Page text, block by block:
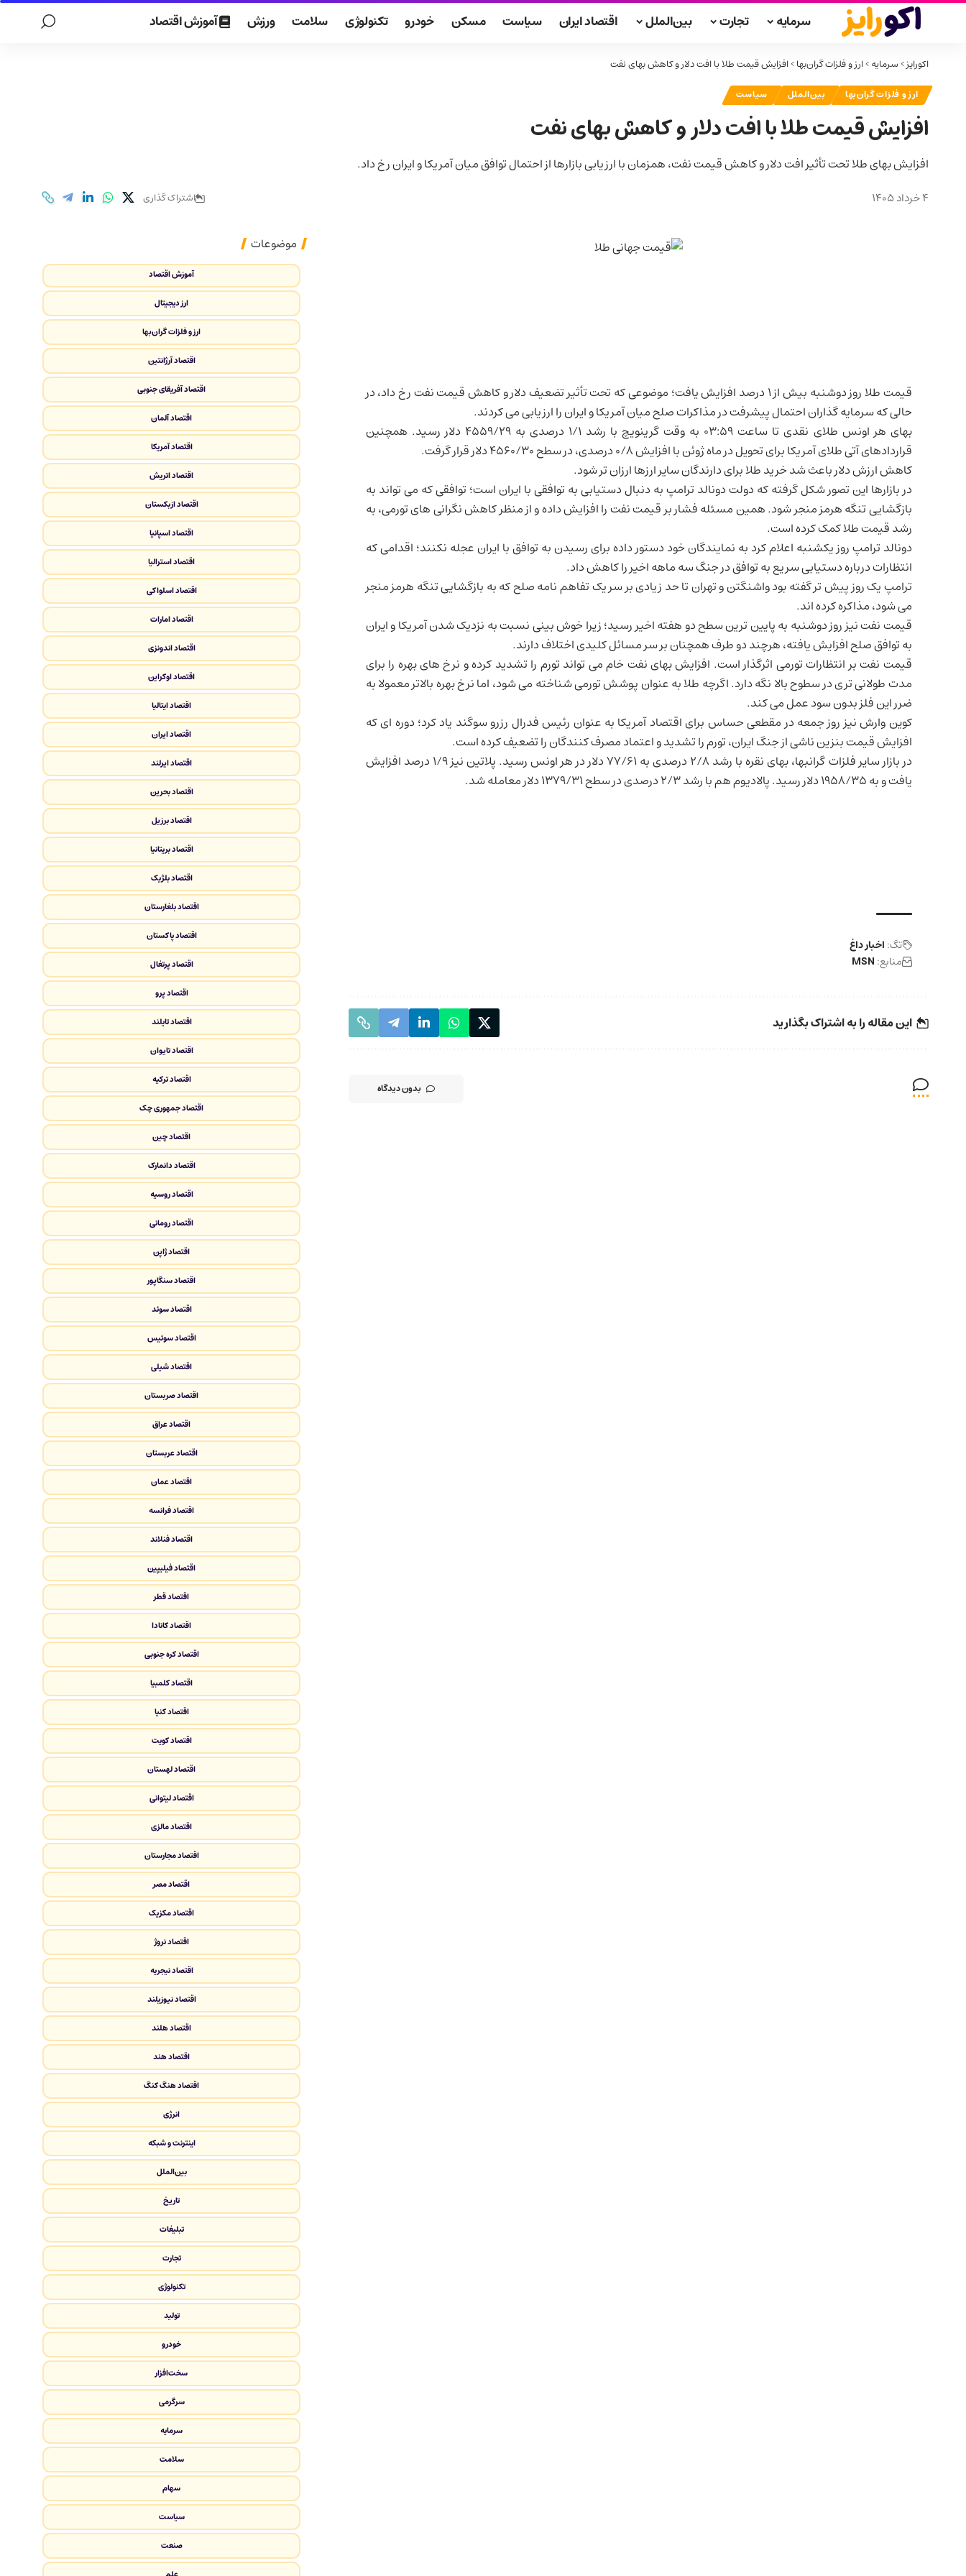
سرمایه تجارت بین‌الملل اقتصاد ایران سیاست مسکن خودرو تکنولوژی سلامت ورزش آموزش اقتصاد
اکورایز>سرمایه>ارز و فلزات گران‌بها>افزایش قیمت طلا با افت دلار و کاهش بهای نفت
ارز و فلزات گران‌بها بین‌الملل سیاست
افزایش قیمت طلا با افت دلار و کاهش بهای نفت
افزایش بهای طلا تحت تأثیر افت دلار و کاهش قیمت نفت، همزمان با ارزیابی بازارها از احتمال توافق میان آمریکا و ایران رخ داد.
4 خرداد 1405 اشتراک گذاری
قیمت طلا روز دوشنبه بیش از ۱ درصد افزایش یافت؛ موضوعی که تحت تأثیر تضعیف دلار و کاهش قیمت نفت رخ داد، در
حالی که سرمایه گذاران احتمال پیشرفت در مذاکرات صلح میان آمریکا وایرانرا ارزیابی می کردند.
بهای هر اونس طلای نقدی تا ساعت ۰۳:۵۹ به وقت گرینویچ با رشد ۱/۱ درصدی به ۴۵۵۹/۲۹ دلار رسید. همچنین
قراردادهای آتی طلای آمریکا برای تحویل در ماه ژوئن با افزایش ۰/۸ درصدی، در سطح ۴۵۶۰/۳۰ دلار قرار گرفت.
کاهش ارزش دلار باعث شد خرید طلا برای دارندگان سایر ارزها ارزان تر شود.
در بازارها این تصور شکل گرفته که دولت دونالد ترامپ به دنبال دستیابی به توافقی با ایران است؛ توافقی که می تواند به
بازگشایی تنگه هرمز منجر شود. همین مسئله فشار بر قیمت نفت را افزایش داده و از منظر کاهش نگرانی های تورمی، به
رشد قیمت طلا کمک کرده است.
دونالد ترامپ روز یکشنبه اعلام کرد به نمایندگان خود دستور داده برای رسیدن به توافق با ایران عجله نکنند؛ اقدامی که
انتظارات درباره دستیابی سریع به توافق در جنگ سه ماهه اخیر را کاهش داد.
ترامپ یک روز پیش تر گفته بود واشنگتن و تهران تا حد زیادی بر سر یک تفاهم نامه صلح که به بازگشایی تنگه هرمز منجر
می شود، مذاکره کرده اند.
قیمت نفت نیز روز دوشنبه به پایین ترین سطح دو هفته اخیر رسید؛ زیرا خوش بینی نسبت به نزدیک شدن آمریکا و ایران
به توافق صلح افزایش یافته، هرچند دو طرف همچنان بر سر مسائل کلیدی اختلاف دارند.
قیمت نفت بر انتظارات تورمی اثرگذار است. افزایش بهای نفت خام می تواند تورم را تشدید کرده و نرخ های بهره را برای
مدت طولانی تری در سطوح بالا نگه دارد. اگرچه طلا به عنوان پوشش تورمی شناخته می شود، اما نرخ بهره بالاتر معمولا به
ضرر این فلز بدون سود عمل می کند.
کوین وارش نیز روز جمعه در مقطعی حساس برای اقتصاد آمریکا به عنوان رئیس فدرال رزرو سوگند یاد کرد؛ دوره ای که
افزایش قیمت بنزین ناشی از جنگ ایران، تورم را تشدید و اعتماد مصرف کنندگان را تضعیف کرده است.
در بازار سایر فلزات گرانبها، بهای نقره با رشد ۲/۸ درصدی به ۷۷/۶۱ دلار در هر اونس رسید. پلاتین نیز ۱/۹ درصد افزایش
یافت و به ۱۹۵۸/۳۵ دلار رسید. پالادیوم هم با رشد ۲/۳ درصدی در سطح ۱۳۷۹/۳۱ دلار معامله شد.
تگ: اخبار داغ
منابع: MSN
این مقاله را به اشتراک بگذارید
بدون دیدگاه
موضوعات
آموزش اقتصاد
ارز دیجیتال
ارز و فلزات گران‌بها
اقتصاد آرژانتین
اقتصاد آفریقای جنوبی
اقتصاد آلمان
اقتصاد آمریکا
اقتصاد اتریش
اقتصاد ازبکستان
اقتصاد اسپانیا
اقتصاد استرالیا
اقتصاد اسلواکی
اقتصاد امارات
اقتصاد اندونزی
اقتصاد اوکراین
اقتصاد ایتالیا
اقتصاد ایران
اقتصاد ایرلند
اقتصاد بحرین
اقتصاد برزیل
اقتصاد بریتانیا
اقتصاد بلژیک
اقتصاد بلغارستان
اقتصاد پاکستان
اقتصاد پرتغال
اقتصاد پرو
اقتصاد تایلند
اقتصاد تایوان
اقتصاد ترکیه
اقتصاد جمهوری چک
اقتصاد چین
اقتصاد دانمارک
اقتصاد روسیه
اقتصاد رومانی
اقتصاد ژاپن
اقتصاد سنگاپور
اقتصاد سوئد
اقتصاد سوئیس
اقتصاد شیلی
اقتصاد صربستان
اقتصاد عراق
اقتصاد عربستان
اقتصاد عمان
اقتصاد فرانسه
اقتصاد فنلاند
اقتصاد فیلیپین
اقتصاد قطر
اقتصاد کانادا
اقتصاد کره جنوبی
اقتصاد کلمبیا
اقتصاد کنیا
اقتصاد کویت
اقتصاد لهستان
اقتصاد لیتوانی
اقتصاد مالزی
اقتصاد مجارستان
اقتصاد مصر
اقتصاد مکزیک
اقتصاد نروژ
اقتصاد نیجریه
اقتصاد نیوزیلند
اقتصاد هلند
اقتصاد هند
اقتصاد هنگ کنگ
انرژی
اینترنت و شبکه
بین‌الملل
تاریخ
تبلیغات
تجارت
تکنولوژی
تولید
خودرو
سخت‌افزار
سرگرمی
سرمایه
سلامت
سهام
سیاست
صنعت